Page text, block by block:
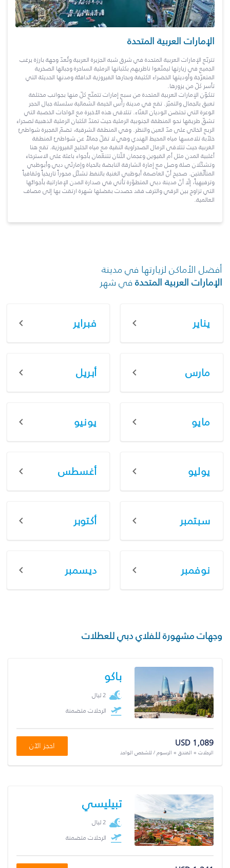
الإمارات العربية المتحدة
تتربّع الإمارات العربية المتحدة في شرق شبه الجزيرة العربية وتُعدّ وجهة بارزة يرغب
الجميع في زيارتها ليمتّعوا ناظريهم بكثبانها الرملية الساحرة وجبالها الصخرية
المتعرّجة وأوديتها الخضراء الكثيفة وبحارها الفيروزية الدافئة ومدنها الحديثة التي
تأسر كلّ من يزورها.
تتكوّن الإمارات العربية المتحدة من سبع إمارات تتمتّع كلّ منها بجوانب مختلفة
تعبق بالجمال والتميّز. تقع في مدينة رأس الخيمة الشمالية سلسلة جبال الحجر
الوعرة التي تحتضن الوديان الغنّاء. تتلاقى هذه الأخيرة مع الواحات الخصبة التي
تشقّ طريقها نحو المنطقة الجنوبية الرملية حيث تمتدّ الكثبان الرملية الذهبية لصحراء
الربع الخالي على مدّ العين والنظر. وفي المنطقة الشرقية، تضمّ الفجيرة شواطئ
خلاّبة تلامسها مياه المحيط الهندي وهي لا تقلّ جمالاً عن شواطئ المنطقة
الغربية حيث تتلاقى الرمال الصحراوية النقية مع مياه الخليج الفيروزية. تقع هنا
أغلبية المدن مثل أم القيوين وعجمان اللّتان تتنعّمان بأجواء باعثة على الاسترخاء
وتشكّلان صلة وصل مع إمارة الشارقة النابضة بالحياة وإمارتَي دبي وأبوظبي
المتألّقتين. صحيح أنّ العاصمة أبوظبي الغنية بالنفط تشكّل محوراً تاريخياً وثقافياً
وترفيهياً، إلّا أنّ مدينة دبي المتطوّرة تأتي في صدارة المدن الإماراتية بأجوائها
التي تزاوج بين الرقي والترف فقد حصدت بفضلها شهرة ارتقت بها إلى مصاف
العالمية.
أفضل الأماكن لزيارتها في مدينة
الإمارات العربية المتحدة في شهر
يناير فبراير
مارس أبريل
مايو يونيو
يوليو أغسطس
سبتمبر أكتوبر
نوفمبر ديسمبر
وجهات مشهورة للفلاي دبي للعطلات
باكو
2 ليال
الرحلات متضمنة
USD 1,089
الرحلات + الفندق + الرسوم / للشخص الواحد
احجز الآن
تبيليسي
2 ليال
الرحلات متضمنة